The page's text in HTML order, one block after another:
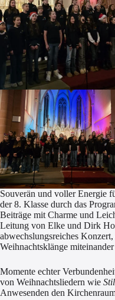
Souverän und voller Energie
der 8. Klasse durch das
Beiträge mit Charme und
Leitung von Elke und Dirk
abwechslungsreiches
Weihnachtsklänge
Momente echter
von Weihnachtsliedern wie
Anwesenden den